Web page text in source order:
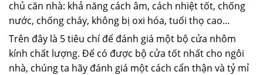
chủ căn nhà: khả năng cách âm, cách nhiệt tốt, chống
nước, chống cháy, không bị oxi hóa, tuổi thọ cao…
Trên đây là 5 tiêu chí để đánh giá một bộ cửa nhôm
kính chất lượng. Để có được bộ cửa tốt nhất cho ngôi
nhà, chúng ta hãy đánh giá một cách cẩn thận và tỷ mỉ